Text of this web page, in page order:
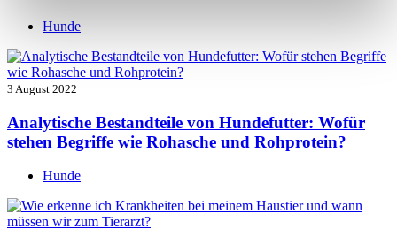
Hunde
3 August 2022
Analytische Bestandteile von Hundefutter: Wofür
stehen Begriffe wie Rohasche und Rohprotein?
Hunde